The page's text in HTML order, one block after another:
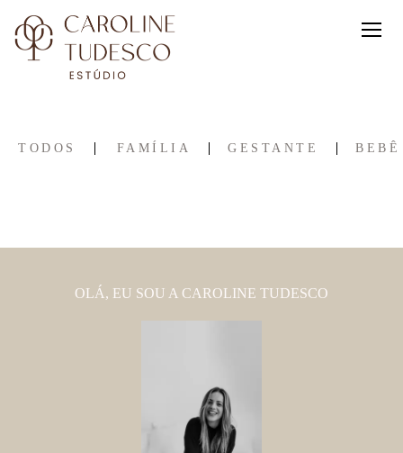
TODOS FAMÍLIA GESTANTE BEBÊ
OLÁ, EU SOU A CAROLINE TUDESCO